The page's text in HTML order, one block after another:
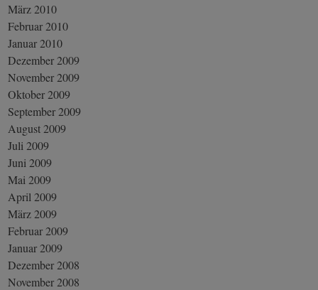
März 2010
Februar 2010
Januar 2010
Dezember 2009
November 2009
Oktober 2009
September 2009
August 2009
Juli 2009
Juni 2009
Mai 2009
April 2009
März 2009
Februar 2009
Januar 2009
Dezember 2008
November 2008